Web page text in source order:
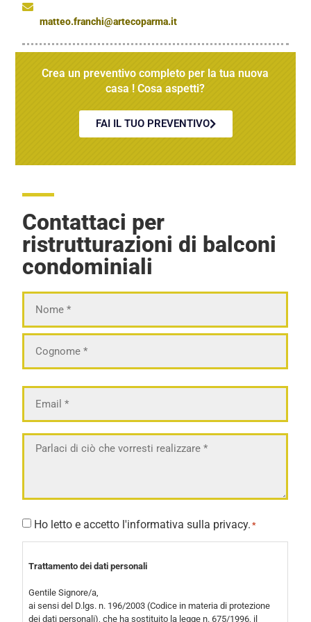
matteo.franchi@artecoparma.it
Crea un preventivo completo per la tua nuova
casa ! Cosa aspetti?
FAI IL TUO PREVENTIVO
Contattaci per
ristrutturazioni di balconi
condominiali
Email
Messaggio
Consenso
*
Ho letto e accetto l'informativa sulla privacy. *
Trattamento dei dati personali
Gentile Signore/a,
ai sensi del D.lgs. n. 196/2003 (Codice in materia di protezione
dei dati personali), che ha sostituito la legge n. 675/1996, il